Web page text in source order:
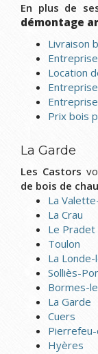
En plus de
démontage
Livraison
Location
Prix bois
La Garde
Les Castors
de bois de
La
La Crau
Le Pradet
Toulon
La
Solliès-
Bormes-
La Garde
Cuers
Hyères